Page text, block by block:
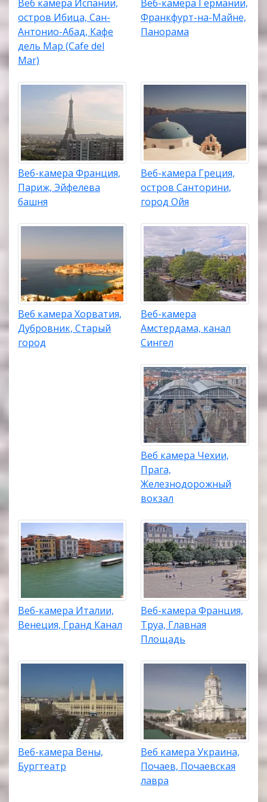
Европы — полупустынный климат.
Веб камера Испании,
остров Ибица, Сан-
Антонио-Абад, Кафе
дель Мар (Cafe del
Mar)
Веб-камера Германии,
Франкфурт-на-Майне,
Панорама
Веб-камера Франция,
Париж, Эйфелева
башня
Веб-камера Греция,
остров Санторини,
город Ойя
Веб камера Хорватия,
Дубровник, Старый
город
Веб-камера
Амстердама, канал
Сингел
Веб камера Чехии,
Прага,
Железнодорожный
вокзал
Веб-камера Италии,
Венеция, Гранд Канал
Веб-камера Франция,
Труа, Главная
Площадь
Веб-камера Вены,
Бургтеатр
Веб камера Украина,
Почаев, Почаевская
лавра